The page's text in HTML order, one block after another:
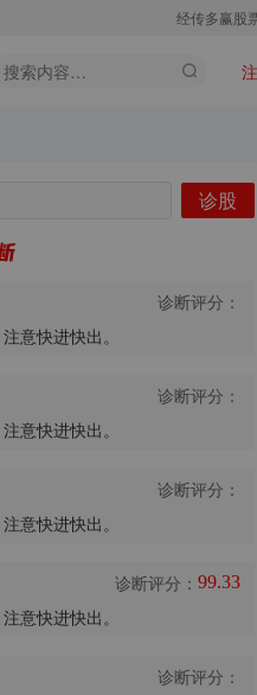
经传多赢股
诊股
诊断评分：
意快进快出。
诊断评分：
意快进快出。
诊断评分：
意快进快出。
诊断评分： 99.33
意快进快出。
诊断评分：